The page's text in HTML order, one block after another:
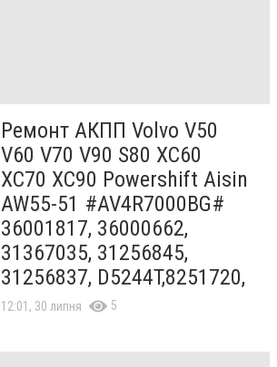
Ремонт АКПП Volvo V50
V60 V70 V90 S80 XC60
XC70 XC90 Powershift Aisin
AW55-51 #AV4R7000BG#
36001817, 36000662,
31367035, 31256845,
31256837, D5244T,8251720,
12:01, 30 липня 5